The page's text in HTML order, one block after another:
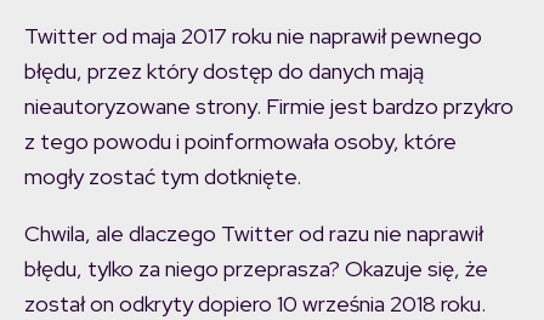
Twitter od maja 2017 roku nie naprawił pewnego
błędu, przez który dostęp do danych mają
nieautoryzowane strony. Firmie jest bardzo przykro
z tego powodu i poinformowała osoby, które
mogły zostać tym dotknięte.
Chwila, ale dlaczego Twitter od razu nie naprawił
błędu, tylko za niego przeprasza? Okazuje się, że
został on odkryty dopiero 10 września 2018 roku.